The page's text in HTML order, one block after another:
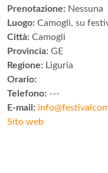
Prenotazione: Nessuna
Luogo: Camogli, su
Città: Camogli
Provincia: GE
Regione: Liguria
Orario:
Telefono: ---
E-mail:
Sito web